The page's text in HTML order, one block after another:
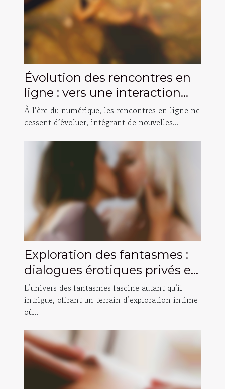
Évolution des rencontres en
ligne : vers une interaction
vidéo plus intime ?
À l’ère du numérique, les rencontres en ligne ne
cessent d’évoluer, intégrant de nouvelles...
Exploration des fantasmes :
dialogues érotiques privés et
sécurisés
L’univers des fantasmes fascine autant qu’il
intrigue, offrant un terrain d’exploration intime
où...